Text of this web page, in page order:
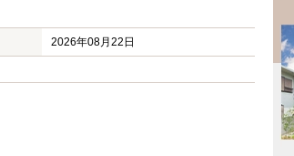
ン
2026年08月22日